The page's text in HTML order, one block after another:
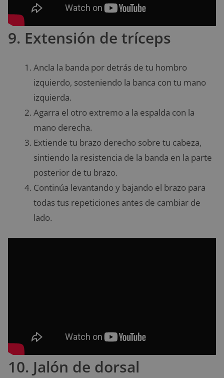
9. Extensión de tríceps
Ancla la banda por detrás de tu hombro
izquierdo, sosteniendo la banca con tu mano
izquierda.
Agarra el otro extremo a la espalda con la
mano derecha.
Extiende tu brazo derecho sobre tu cabeza,
sintiendo la resistencia de la banda en la parte
posterior de tu brazo.
Continúa levantando y bajando el brazo para
todas tus repeticiones antes de cambiar de
lado.
10. Jalón de dorsal